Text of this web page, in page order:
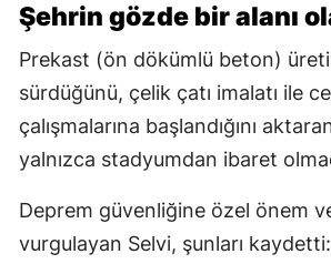
Şehrin gözde bir alanı
Prekast (ön dökümlü beton)
sürdüğünü, çelik çatı imalatı ile
çalışmalarına başlandığını
yalnızca stadyumdan ibaret
Deprem güvenliğine özel önem
vurgulayan Selvi, şunları